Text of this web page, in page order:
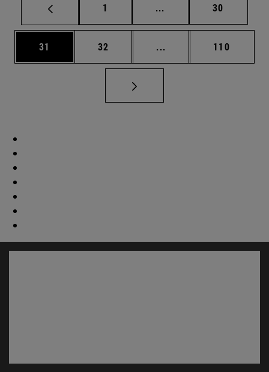
Página
1 ... Páginas intermedias
Página
30
Página
31 Página
32 ... Páginas intermedias
Página
110